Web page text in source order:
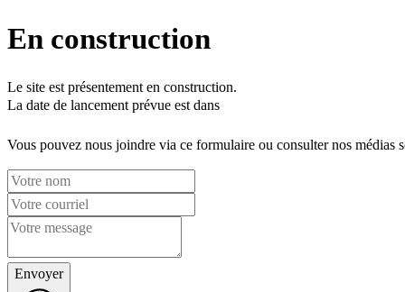
En construction
Le site est présentement en construction.
La date de lancement prévue est dans
Vous pouvez nous joindre via ce formulaire ou consulter nos médias
Envoyer